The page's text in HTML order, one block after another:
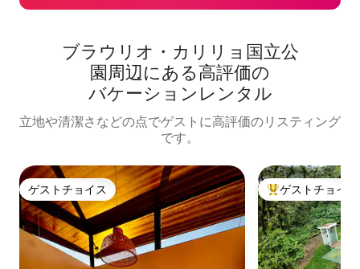
ブラウリオ・カリリョ国立公
園⁠周⁠辺⁠に⁠あ⁠る高⁠評⁠価⁠の
バ⁠ケ⁠ー⁠シ⁠ョ⁠ン⁠レ⁠ン⁠タ⁠ル
立地や清潔さなどの点でゲストに高評価のリスティング
です。
ゲストチョイス
ゲストチョイス 大好評のゲスト
ゲストチョイス